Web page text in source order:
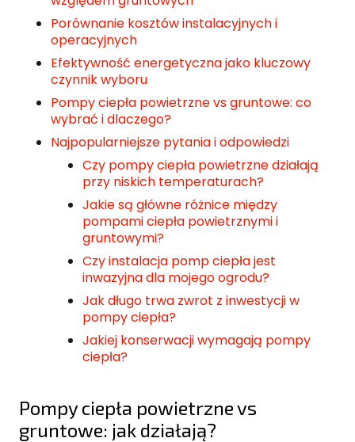
Porównanie kosztów instalacyjnych i
operacyjnych
Efektywność energetyczna jako kluczowy
czynnik wyboru
Pompy ciepła powietrzne vs gruntowe: co
wybrać i dlaczego?
Najpopularniejsze pytania i odpowiedzi
Czy pompy ciepła powietrzne działają
przy niskich temperaturach?
Jakie są główne różnice między
pompami ciepła powietrznymi i
gruntowymi?
Czy instalacja pomp ciepła jest
inwazyjna dla mojego ogrodu?
Jak długo trwa zwrot z inwestycji w
pompy ciepła?
Jakiej konserwacji wymagają pompy
ciepła?
Pompy ciepła powietrzne vs
gruntowe: jak działają?